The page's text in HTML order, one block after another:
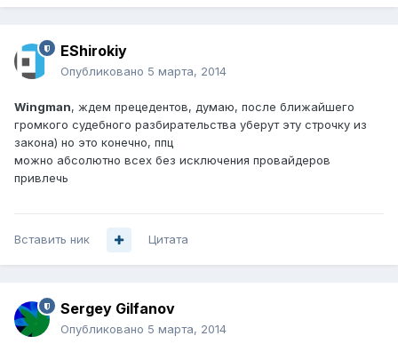
EShirokiy
Опубликовано 5 марта, 2014
Wingman, ждем прецедентов, думаю, после ближайшего
громкого судебного разбирательства уберут эту строчку из
закона) но это конечно, ппц
можно абсолютно всех без исключения провайдеров
привлечь
Вставить ник Цитата
Sergey Gilfanov
Опубликовано 5 марта, 2014